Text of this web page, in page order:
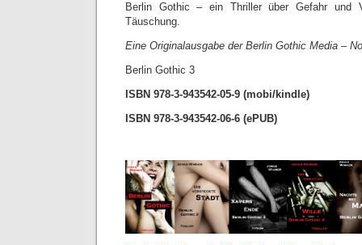
Berlin Gothic – ein Thriller über Gefahr und
Täuschung.
Eine Originalausgabe der Berlin Gothic Media –
Berlin Gothic 3
ISBN 978-3-943542-05-9 (mobi/kindle)
ISBN 978-3-943542-06-6 (ePUB)